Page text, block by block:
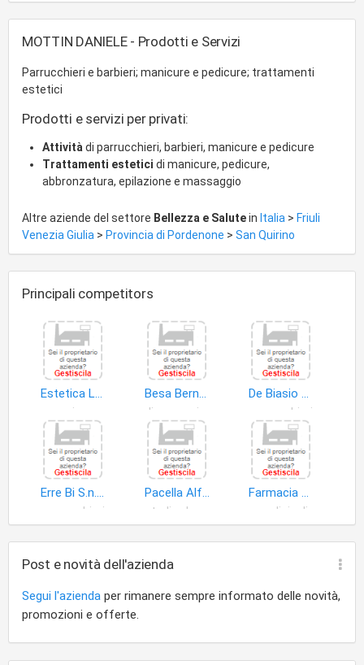
MOTTIN DANIELE - Prodotti e Servizi
Parrucchieri e barbieri; manicure e pedicure; trattamenti
estetici
Prodotti e servizi per privati:
Attività di parrucchieri, barbieri, manicure e pedicure
Trattamenti estetici di manicure, pedicure,
abbronzatura, epilazione e massaggio
Altre aziende del settore Bellezza e Salutein Italia > Friuli
Venezia Giulia > Provincia di Pordenone > San Quirino
Principali competitors
Estetica Lady Mariet
manicure
Besa Bernardo Leonardo
De Biasio Nadia
parrucchieri
Erre Bi S.n.c. di Biscontin Roberta & C
parrucchieri
Pacella Alfonso
Farmacia Dr. Besa
medicinali
Post e novità dell'azienda
Segui l'azienda per rimanere sempre informato delle novità,
promozioni e offerte.